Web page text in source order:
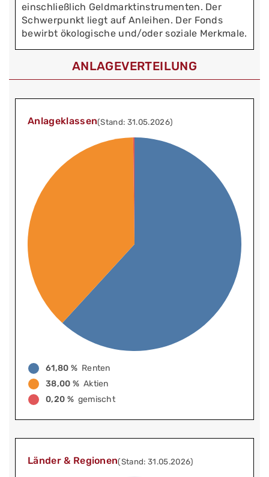
einschließlich Geldmarktinstrumenten. Der
Schwerpunkt liegt auf Anleihen. Der Fonds
bewirbt ökologische und/oder soziale Merkmale.
ANLAGEVERTEILUNG
Anlageklassen(Stand: 31.05.2026)
61,80 % Renten
38,00 % Aktien
0,20 % gemischt
Länder & Regionen(Stand: 31.05.2026)